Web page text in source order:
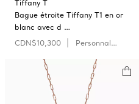
Tiffany T
Bague étroite Tiffany T1 en or
blanc avec d …
CDN$10,300
Personnaliser